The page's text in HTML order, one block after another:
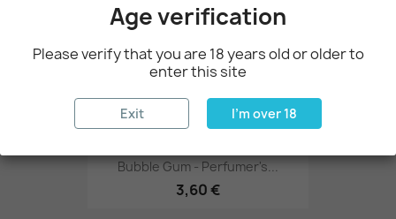
Bubble Gum - Perfumer's...
3,60 €
Age verification
Please verify that you are 18 years old or older to
enter this site
Exit I'm over 18